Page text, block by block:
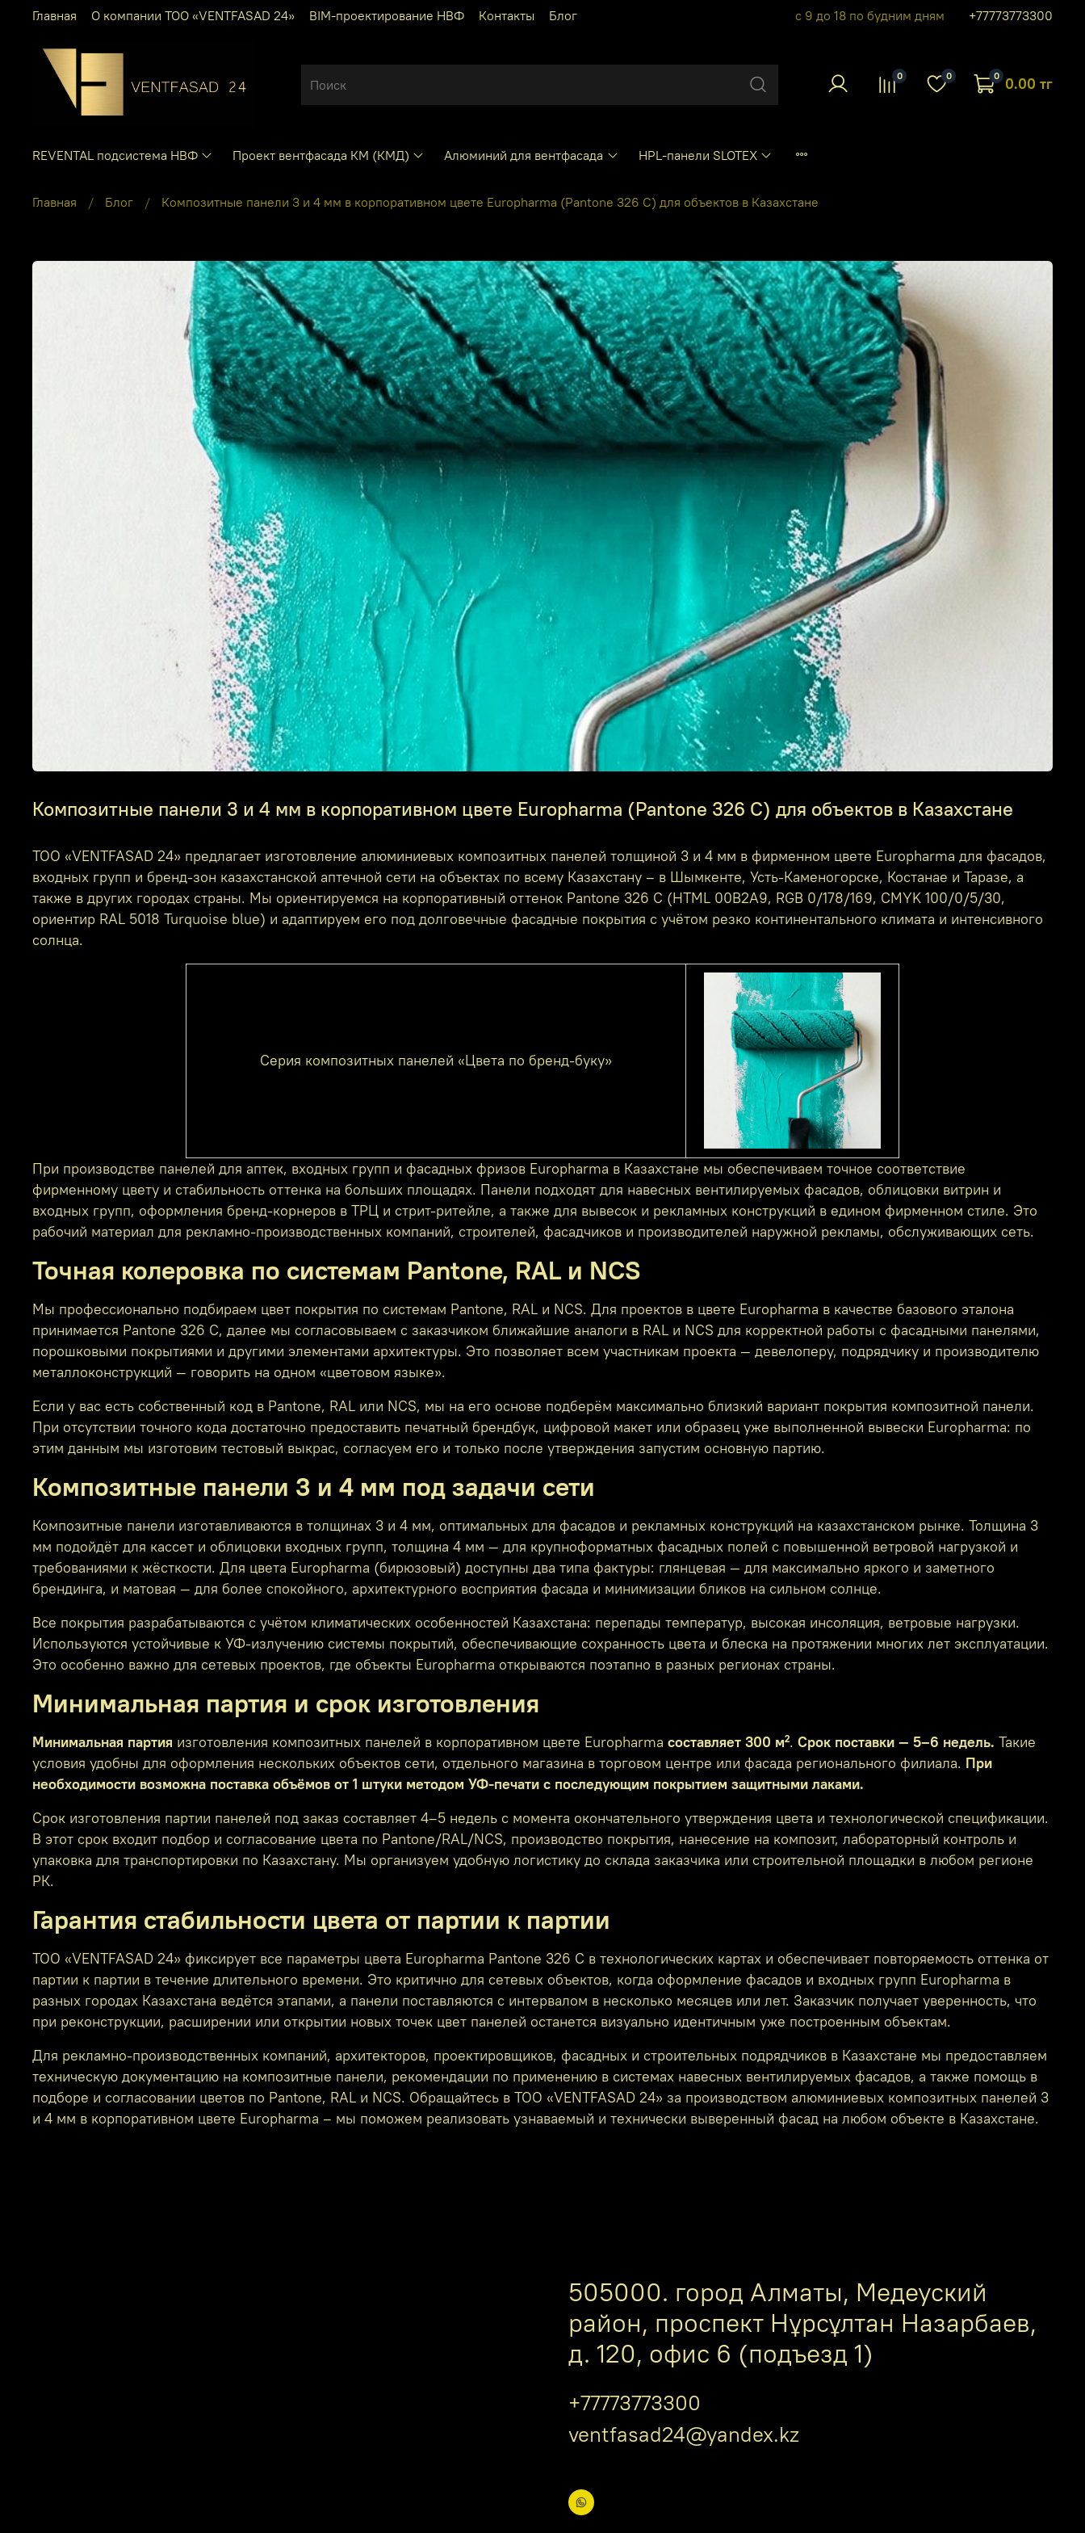
Главная О компании ТОО «VENTFASAD 24» BIM-проектирование НВФ Контакты Блог с 9 до 18 по будним дням +77773773300
0 0 0 0.00 тг
REVENTAL подсистема НВФ Проект вентфасада КМ (КМД) Алюминий для вентфасада HPL-панели SLOTEX
Главная Блог Композитные панели 3 и 4 мм в корпоративном цвете Europharma (Pantone 326 C) для объектов в Казахстане
Композитные панели 3 и 4 мм в корпоративном цвете Europharma (Pantone 326 C) для объектов в Казахстане
ТОО «VENTFASAD 24» предлагает изготовление алюминиевых композитных панелей толщиной 3 и 4 мм в фирменном цвете Europharma для фасадов,
входных групп и бренд‑зон казахстанской аптечной сети на объектах по всему Казахстану – в Шымкенте, Усть-Каменогорске, Костанае и Таразе, а
также в других городах страны. Мы ориентируемся на корпоративный оттенок Pantone 326 C (HTML 00B2A9, RGB 0/178/169, CMYK 100/0/5/30,
ориентир RAL 5018 Turquoise blue) и адаптируем его под долговечные фасадные покрытия с учётом резко континентального климата и интенсивного
солнца.
Серия композитных панелей «Цвета по бренд-буку»
При производстве панелей для аптек, входных групп и фасадных фризов Europharma в Казахстане мы обеспечиваем точное соответствие
фирменному цвету и стабильность оттенка на больших площадях. Панели подходят для навесных вентилируемых фасадов, облицовки витрин и
входных групп, оформления бренд‑корнеров в ТРЦ и стрит‑ритейле, а также для вывесок и рекламных конструкций в едином фирменном стиле. Это
рабочий материал для рекламно‑производственных компаний, строителей, фасадчиков и производителей наружной рекламы, обслуживающих сеть.
Точная колеровка по системам Pantone, RAL и NCS
Мы профессионально подбираем цвет покрытия по системам Pantone, RAL и NCS. Для проектов в цвете Europharma в качестве базового эталона
принимается Pantone 326 C, далее мы согласовываем с заказчиком ближайшие аналоги в RAL и NCS для корректной работы с фасадными панелями,
порошковыми покрытиями и другими элементами архитектуры. Это позволяет всем участникам проекта — девелоперу, подрядчику и производителю
металлоконструкций — говорить на одном «цветовом языке».
Если у вас есть собственный код в Pantone, RAL или NCS, мы на его основе подберём максимально близкий вариант покрытия композитной панели.
При отсутствии точного кода достаточно предоставить печатный брендбук, цифровой макет или образец уже выполненной вывески Europharma: по
этим данным мы изготовим тестовый выкрас, согласуем его и только после утверждения запустим основную партию.
Композитные панели 3 и 4 мм под задачи сети
Композитные панели изготавливаются в толщинах 3 и 4 мм, оптимальных для фасадов и рекламных конструкций на казахстанском рынке. Толщина 3
мм подойдёт для кассет и облицовки входных групп, толщина 4 мм — для крупноформатных фасадных полей с повышенной ветровой нагрузкой и
требованиями к жёсткости. Для цвета Europharma (бирюзовый) доступны два типа фактуры: глянцевая — для максимально яркого и заметного
брендинга, и матовая — для более спокойного, архитектурного восприятия фасада и минимизации бликов на сильном солнце.
Все покрытия разрабатываются с учётом климатических особенностей Казахстана: перепады температур, высокая инсоляция, ветровые нагрузки.
Используются устойчивые к УФ‑излучению системы покрытий, обеспечивающие сохранность цвета и блеска на протяжении многих лет эксплуатации.
Это особенно важно для сетевых проектов, где объекты Europharma открываются поэтапно в разных регионах страны.
Минимальная партия и срок изготовления
Минимальная партия изготовления композитных панелей в корпоративном цвете Europharma составляет 300 м². Срок поставки — 5–6 недель. Такие
условия удобны для оформления нескольких объектов сети, отдельного магазина в торговом центре или фасада регионального филиала. При
необходимости возможна поставка объёмов от 1 штуки методом УФ‑печати с последующим покрытием защитными лаками.
Срок изготовления партии панелей под заказ составляет 4–5 недель с момента окончательного утверждения цвета и технологической спецификации.
В этот срок входит подбор и согласование цвета по Pantone/RAL/NCS, производство покрытия, нанесение на композит, лабораторный контроль и
упаковка для транспортировки по Казахстану. Мы организуем удобную логистику до склада заказчика или строительной площадки в любом регионе
РК.
Гарантия стабильности цвета от партии к партии
ТОО «VENTFASAD 24» фиксирует все параметры цвета Europharma Pantone 326 C в технологических картах и обеспечивает повторяемость оттенка от
партии к партии в течение длительного времени. Это критично для сетевых объектов, когда оформление фасадов и входных групп Europharma в
разных городах Казахстана ведётся этапами, а панели поставляются с интервалом в несколько месяцев или лет. Заказчик получает уверенность, что
при реконструкции, расширении или открытии новых точек цвет панелей останется визуально идентичным уже построенным объектам.
Для рекламно‑производственных компаний, архитекторов, проектировщиков, фасадных и строительных подрядчиков в Казахстане мы предоставляем
техническую документацию на композитные панели, рекомендации по применению в системах навесных вентилируемых фасадов, а также помощь в
подборе и согласовании цветов по Pantone, RAL и NCS. Обращайтесь в ТОО «VENTFASAD 24» за производством алюминиевых композитных панелей 3
и 4 мм в корпоративном цвете Europharma – мы поможем реализовать узнаваемый и технически выверенный фасад на любом объекте в Казахстане.
505000. город Алматы, Медеуский
район, проспект Нұрсұлтан Назарбаев,
д. 120, офис 6 (подъезд 1)
+77773773300
ventfasad24@yandex.kz